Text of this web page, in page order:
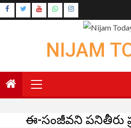
Skip
to
Instagram
NIJAM
Menu
ఈ-సంజీవని పనితీరు